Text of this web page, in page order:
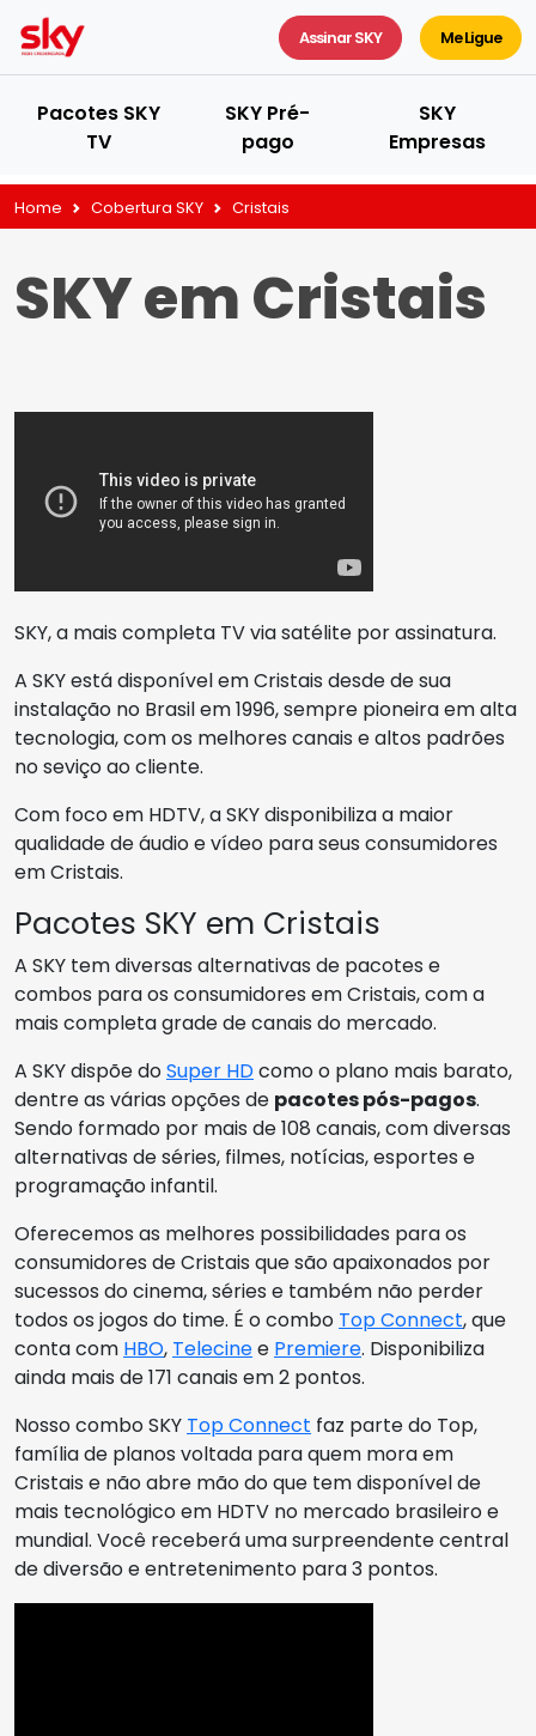
Assinar SKY Me Ligue
Pacotes SKY
TV
SKY Pré-
pago
SKY
Empresas
Home Cobertura SKY Cristais
SKY em Cristais
SKY, a mais completa TV via satélite por assinatura.
A SKY está disponível em Cristais desde de sua
instalação no Brasil em 1996, sempre pioneira em alta
tecnologia, com os melhores canais e altos padrões
no seviço ao cliente.
Com foco em HDTV, a SKY disponibiliza a maior
qualidade de áudio e vídeo para seus consumidores
em Cristais.
Pacotes SKY em Cristais
A SKY tem diversas alternativas de pacotes e
combos para os consumidores em Cristais, com a
mais completa grade de canais do mercado.
A SKY dispõe doSuper HDcomo o plano mais barato,
dentre as várias opções de pacotes pós-pagos.
Sendo formado por mais de 108 canais, com diversas
alternativas de séries, filmes, notícias, esportes e
programação infantil.
Oferecemos as melhores possibilidades para os
consumidores de Cristais que são apaixonados por
sucessos do cinema, séries e também não perder
todos os jogos do time. É o combo Top Connect, que
conta com HBO, Telecinee Premiere. Disponibiliza
ainda mais de 171 canais em 2 pontos.
Nosso combo SKY Top Connect faz parte do Top,
família de planos voltada para quem mora em
Cristais e não abre mão do que tem disponível de
mais tecnológico em HDTV no mercado brasileiro e
mundial. Você receberá uma surpreendente central
de diversão e entretenimento para 3 pontos.